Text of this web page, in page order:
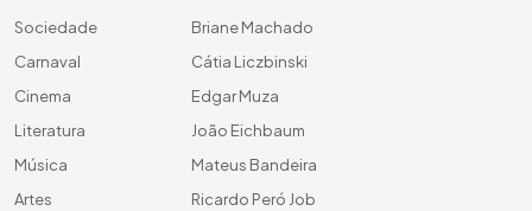
Sociedade
Carnaval
Cinema
Literatura
Música
Artes
Briane Machado
Cátia Liczbinski
Edgar Muza
João Eichbaum
Mateus Bandeira
Ricardo Peró Job